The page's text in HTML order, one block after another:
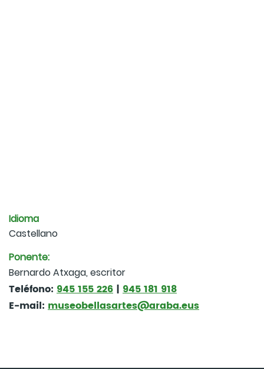
Idioma
Castellano
Ponente:
Bernardo Atxaga, escritor
Teléfono: 945 155 226 | 945 181 918
E-mail: museobellasartes@araba.eus